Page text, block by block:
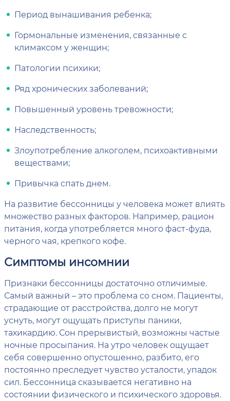
Период вынашивания ребенка;
Гормональные изменения, связанные с
климаксом у женщин;
Патологии психики;
Ряд хронических заболеваний;
Повышенный уровень тревожности;
Наследственность;
Злоупотребление алкоголем, психоактивными
веществами;
Привычка спать днем.
На развитие бессонницы у человека может влиять
множество разных факторов. Например, рацион
питания, когда употребляется много фаст-фуда,
черного чая, крепкого кофе.
Симптомы инсомнии
Признаки бессонницы достаточно отличимые.
Самый важный – это проблема со сном. Пациенты,
страдающие от расстройства, долго не могут
уснуть, могут ощущать приступы паники,
тахикардию. Сон прерывистый, возможны частые
ночные просыпания. На утро человек ощущает
себя совершенно опустошенно, разбито, его
постоянно преследует чувство усталости, упадок
сил. Бессонница сказывается негативно на
состоянии физического и психического здоровья.